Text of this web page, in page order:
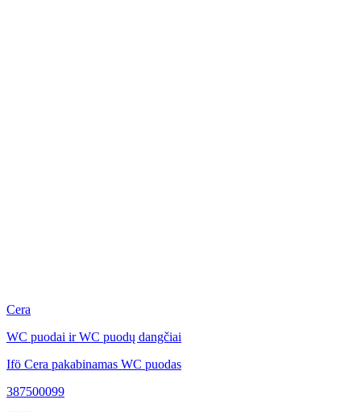
Cera
WC puodai ir WC puodų dangčiai
Ifö Cera pakabinamas WC puodas
387500099